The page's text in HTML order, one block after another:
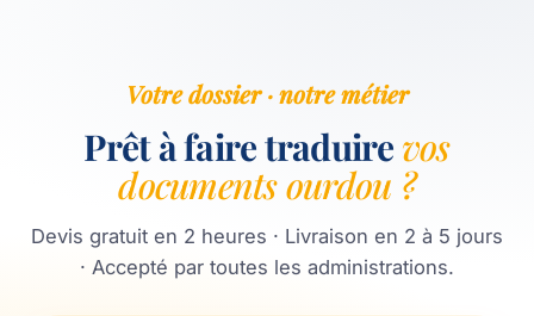
Votre dossier · notre métier
Prêt à faire traduire vos
documents ourdou ?
Devis gratuit en 2 heures · Livraison en 2 à 5 jours
· Accepté par toutes les administrations.